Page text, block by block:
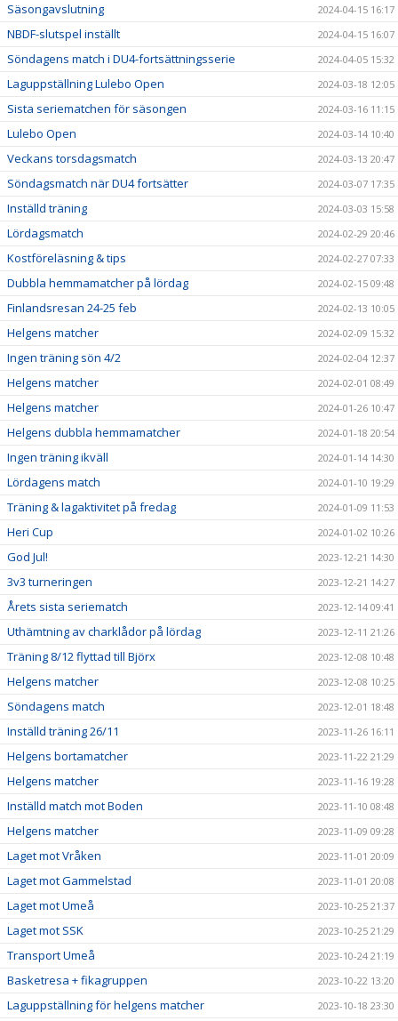
Säsongavslutning 2024-04-15 16:17
NBDF-slutspel inställt 2024-04-15 16:07
Söndagens match i DU4-fortsättningsserie 2024-04-05 15:32
Laguppställning Lulebo Open 2024-03-18 12:05
Sista seriematchen för säsongen 2024-03-16 11:15
Lulebo Open 2024-03-14 10:40
Veckans torsdagsmatch 2024-03-13 20:47
Söndagsmatch när DU4 fortsätter 2024-03-07 17:35
Inställd träning 2024-03-03 15:58
Lördagsmatch 2024-02-29 20:46
Kostföreläsning & tips 2024-02-27 07:33
Dubbla hemmamatcher på lördag 2024-02-15 09:48
Finlandsresan 24-25 feb 2024-02-13 10:05
Helgens matcher 2024-02-09 15:32
Ingen träning sön 4/2 2024-02-04 12:37
Helgens matcher 2024-02-01 08:49
Helgens matcher 2024-01-26 10:47
Helgens dubbla hemmamatcher 2024-01-18 20:54
Ingen träning ikväll 2024-01-14 14:30
Lördagens match 2024-01-10 19:29
Träning & lagaktivitet på fredag 2024-01-09 11:53
Heri Cup 2024-01-02 10:26
God Jul! 2023-12-21 14:30
3v3 turneringen 2023-12-21 14:27
Årets sista seriematch 2023-12-14 09:41
Uthämtning av charklådor på lördag 2023-12-11 21:26
Träning 8/12 flyttad till Björx 2023-12-08 10:48
Helgens matcher 2023-12-08 10:25
Söndagens match 2023-12-01 18:48
Inställd träning 26/11 2023-11-26 16:11
Helgens bortamatcher 2023-11-22 21:29
Helgens matcher 2023-11-16 19:28
Inställd match mot Boden 2023-11-10 08:48
Helgens matcher 2023-11-09 09:28
Laget mot Vråken 2023-11-01 20:09
Laget mot Gammelstad 2023-11-01 20:08
Laget mot Umeå 2023-10-25 21:37
Laget mot SSK 2023-10-25 21:29
Transport Umeå 2023-10-24 21:19
Basketresa + fikagruppen 2023-10-22 13:20
Laguppställning för helgens matcher 2023-10-18 23:30